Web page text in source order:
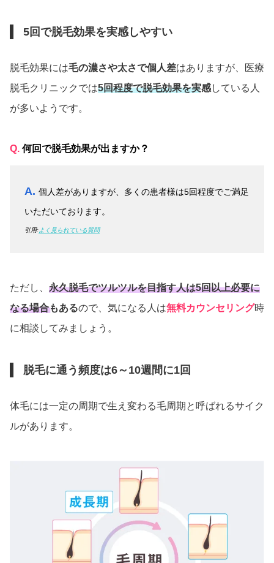
5回で脱毛効果を実感しやすい
脱毛効果には毛の濃さや太さで個人差はありますが、医療
脱毛クリニックでは5回程度で脱毛効果を実感している人
が多いようです。
Q. 何回で脱毛効果が出ますか？
A. 個人差がありますが、多くの患者様は5回程度でご満足
いただいております。
引用:よく見られている質問
ただし、 永久脱毛でツルツルを目指す人は5回以上必要に
なる場合もあるので、気になる人は無料カウンセリング時
に相談してみましょう。
脱毛に通う頻度は6～10週間に1回
体毛には一定の周期で生え変わる毛周期と呼ばれるサイク
ルがあります。